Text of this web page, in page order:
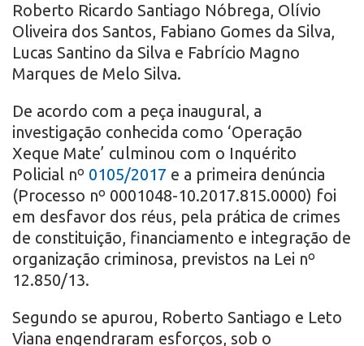
Roberto Ricardo Santiago Nóbrega, Olívio
Oliveira dos Santos, Fabiano Gomes da Silva,
Lucas Santino da Silva e Fabrício Magno
Marques de Melo Silva.
De acordo com a peça inaugural, a
investigação conhecida como ‘Operação
Xeque Mate’ culminou com o Inquérito
Policial nº 0105/2017 e a primeira denúncia
(Processo nº 0001048-10.2017.815.0000) foi
em desfavor dos réus, pela prática de crimes
de constituição, financiamento e integração de
organização criminosa, previstos na Lei nº
12.850/13.
Segundo se apurou, Roberto Santiago e Leto
Viana engendraram esforços, sob o